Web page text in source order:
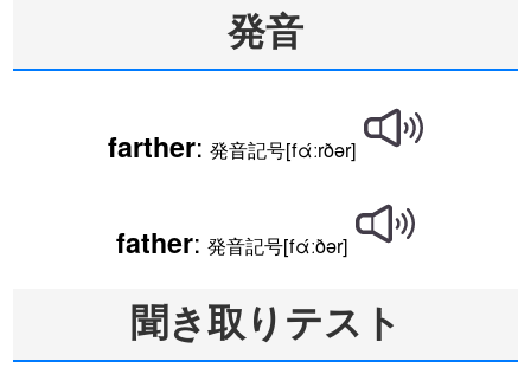
発音
farther: 発音記号[fάːrðər]
father: 発音記号[fάːðər]
聞き取りテスト